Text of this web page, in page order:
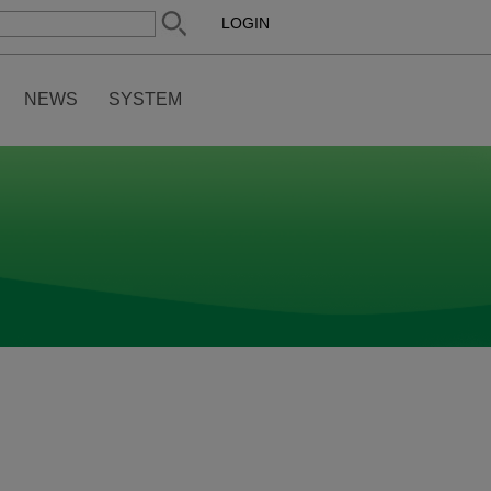
LOGIN
NEWS SYSTEM